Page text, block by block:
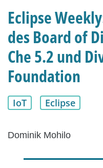
Eclipse
des Board of
Che 5.2 und
Foundation
IoT Eclipse
Dominik Mohilo